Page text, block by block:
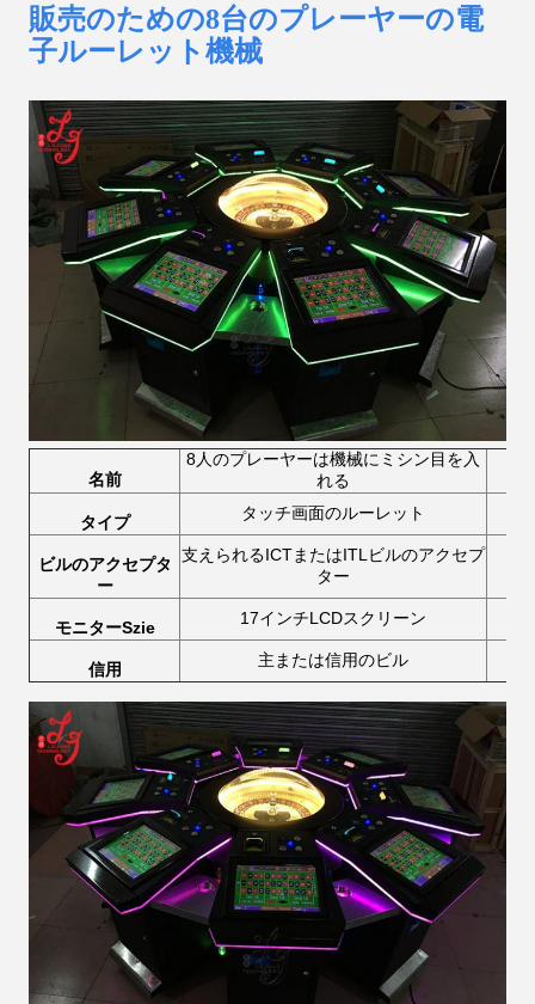
販売のための8台のプレーヤーの電
子ルーレット機械
名前
8人のプレーヤーは機械にミシン目を入
れる
タイプ タッチ画面のルーレット
ビルのアクセプタ
ー
支えられるICTまたはITLビルのアクセプ
ター
モニターSzie 17インチLCDスクリーン
信用 主または信用のビル